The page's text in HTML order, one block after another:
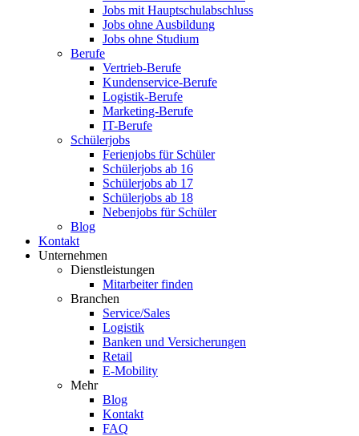
Jobs mit Hauptschulabschluss
Jobs ohne Ausbildung
Jobs ohne Studium
Berufe
Vertrieb-Berufe
Kundenservice-Berufe
Logistik-Berufe
Marketing-Berufe
IT-Berufe
Schülerjobs
Ferienjobs für Schüler
Schülerjobs ab 16
Schülerjobs ab 17
Schülerjobs ab 18
Nebenjobs für Schüler
Blog
Kontakt
Unternehmen
Dienstleistungen
Mitarbeiter finden
Branchen
Service/Sales
Logistik
Banken und Versicherungen
Retail
E-Mobility
Mehr
Blog
Kontakt
FAQ